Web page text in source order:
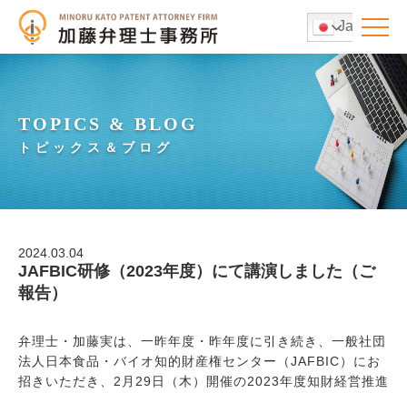
Japanese
TOPICS & BLOG
トピックス＆ブログ
2024.03.04
JAFBIC研修（2023年度）にて講演しました（ご
報告）
弁理士・加藤実は、一昨年度・昨年度に引き続き、一般社団
法人日本食品・バイオ知的財産権センター（JAFBIC）にお
招きいただき、2月29日（木）開催の2023年度知財経営推進